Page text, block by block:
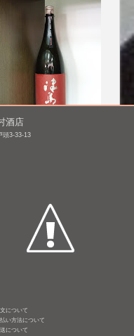
島屋 純米大吟醸 契約
培山田錦 瓶囲
酒店
頭3-33-13
について
い方法について
について